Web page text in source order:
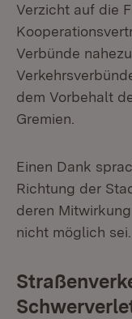
Verzicht auf die
Verbünde
dem Vorbehalt
Gremien.
Einen Dank
Richtung der
deren
nicht möglich sei.